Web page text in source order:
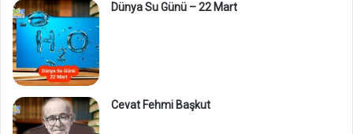
Dünya Su Günü – 22 Mart
Cevat Fehmi Başkut